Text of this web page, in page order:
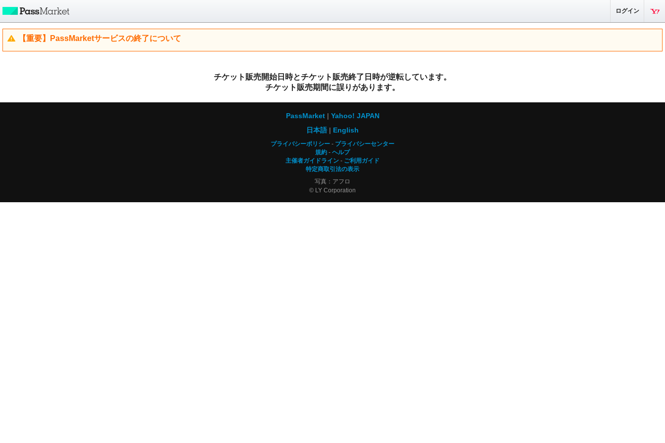
ログイン
【重要】PassMarketサービスの終了について
チケット販売開始日時とチケット販売終了日時が逆転しています。
チケット販売期間に誤りがあります。
PassMarket
Yahoo! JAPAN
日本語
English
プライバシーポリシー
プライバシーセンター
規約
ヘルプ
主催者ガイドライン
ご利用ガイド
特定商取引法の表示
写真：アフロ
© LY Corporation